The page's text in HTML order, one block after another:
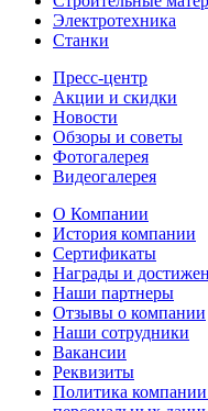
Электротехника
Станки
Пресс-центр
Акции и скидки
Новости
Обзоры и советы
Фотогалерея
Видеогалерея
О Компании
История компании
Сертификаты
Награды и
Наши партнеры
Отзывы о компании
Наши сотрудники
Вакансии
Реквизиты
Политика